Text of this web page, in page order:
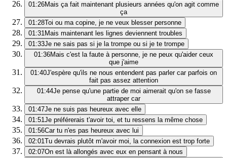
01:26Mais ça fait maintenant plusieurs années qu'on agit comme
ça
01:28Toi ou ma copine, je ne veux blesser personne
01:31Mais maintenant les lignes deviennent troubles
01:33Je ne sais pas si je la trompe ou si je te trompe
01:36Mais c'est la faute à personne, je ne peux qu'aider ceux
que j'aime
01:40J'espère qu'ils ne nous entendent pas parler car parfois on
fait pas assez attention
01:44Je pense qu'une partie de moi aimerait qu'on se fasse
attraper car
01:47Je ne suis pas heureux avec elle
01:51Je préférerais t'avoir toi, et tu ressens la même chose
01:56Car tu n'es pas heureux avec lui
02:01Tu devrais plutôt m'avoir moi, la connexion est trop forte
02:07On est là allongés avec eux en pensant à nous